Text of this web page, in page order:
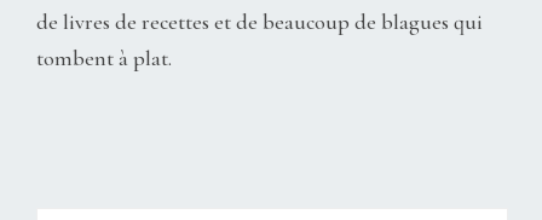
de livres de recettes et de beaucoup de blagues qui
tombent à plat.